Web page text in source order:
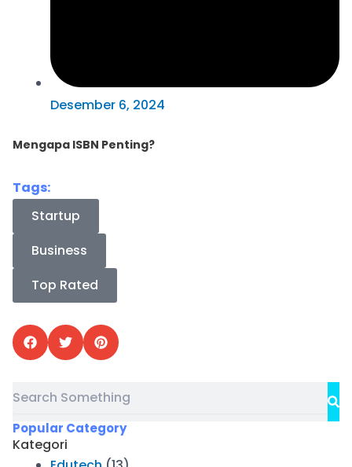
Desember 6, 2024
Mengapa ISBN Penting?
Tags:
Startup
Business
Top Rated
Search
Popular Category
Kategori